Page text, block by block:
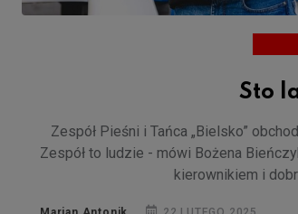
Sto
Zespół Pieśni i Tańca „Bielsko”
Zespół to ludzie - mówi Bożena
kierownikiem i